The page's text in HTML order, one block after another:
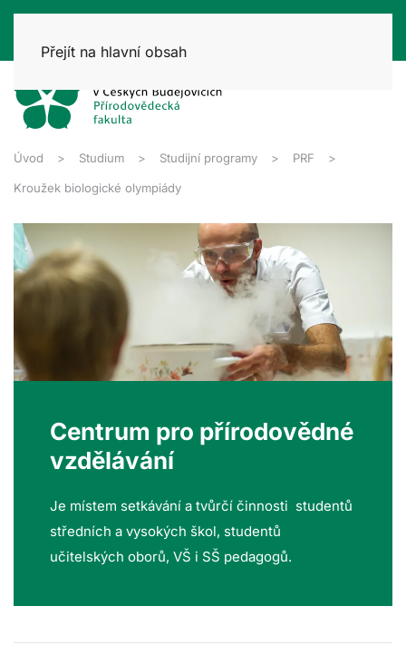
Přejít na hlavní obsah
Úvod Studium Studijní programy PRF
Kroužek biologické olympiády
Centrum pro přírodovědné
vzdělávání
Je místem setkávání a tvůrčí činnosti studentů
středních a vysokých škol, studentů
učitelských oborů, VŠ i SŠ pedagogů.